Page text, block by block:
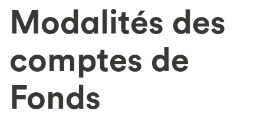
Modalités des
comptes de
Fonds